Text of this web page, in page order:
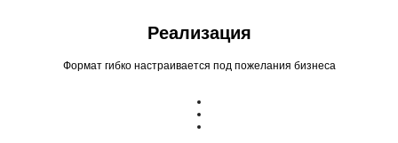
Реализация
Формат гибко настраивается под пожелания бизнеса